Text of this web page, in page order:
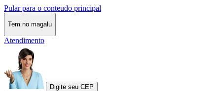
Pular para o conteudo principal
Tem no magalu
Atendimento
Digite seu CEP